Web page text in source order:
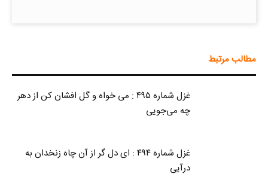
مطالب مرتبط
غزل شماره ۴۹۵ : می خواه و گل افشان کن از دهر
چه می‌جویی
غزل شماره ۴۹۴ : ای دل گر از آن چاه زنخدان به
درآیی